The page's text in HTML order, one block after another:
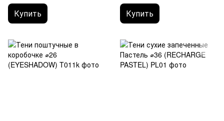
Купить Купить